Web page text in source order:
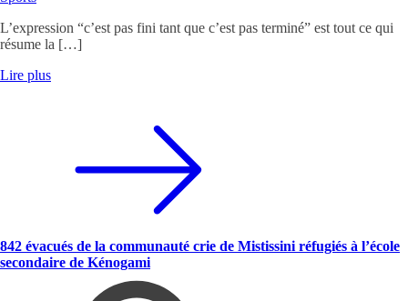
L’expression “c’est pas fini tant que c’est pas terminé” est tout ce qui
résume la […]
Lire plus
842 évacués de la communauté crie de Mistissini réfugiés à l’école
secondaire de Kénogami